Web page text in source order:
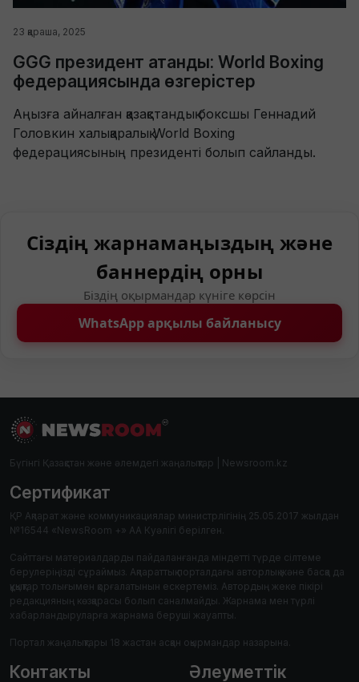
23 қараша, 2025
GGG президент атанды: World Boxing
федерациясында өзгерістер
Аңызға айналған қазақстандық боксшы Геннадий
Головкин халықаралық World Boxing
федерациясының президенті болып сайланды.
Сіздің жарнамаңыздың және
баннердің орны
Біздің оқырмандар күніге көрсін
WhatsApp арқылы байланысу
Бүгінгі Қазақстан және әлемдегі жаңалықтар | Newsroom.kz
Сертификат
ҚР Ақпарат және коммуникациялар министрлігінің 25.05.2017 жылдан
№16544 «NewsRoom +» АА Куәлігі берілген.
Сайттағы материалдарды пайдаланғанда міндетті түрде сілтеме
берулеріңізді сұраймыз. Ақпараттық порталдағы авторлық және басқа да
құқықтар толығымен қорғалатынын ескертеміз. Автордың жеке пікірі
редакцияның көзқарасы болып саналмайды. Жарнама мен түрлі
хабарландыруларға жарнама беруші жауапты.
Портал жаңалықтары 18 жастан асқан оқырмандар назарына.
Контакты
Әлеуметтік